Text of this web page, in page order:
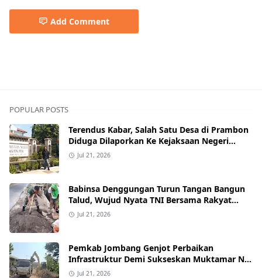
Add Comment
POPULAR POSTS
Terendus Kabar, Salah Satu Desa di Prambon
Diduga Dilaporkan Ke Kejaksaan Negeri
Nganjuk.
Jul 21, 2026
Babinsa Denggungan Turun Tangan Bangun
Talud, Wujud Nyata TNI Bersama Rakyat
Perkuat Akses Jalan Desa
Jul 21, 2026
Pemkab Jombang Genjot Perbaikan
Infrastruktur Demi Sukseskan Muktamar NU
ke-35 di PP Bahrul Ulum Tambakberas
Jul 21, 2026